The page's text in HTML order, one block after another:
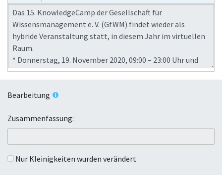
Bearbeitung
Zusammenfassung:
Nur Kleinigkeiten wurden verändert